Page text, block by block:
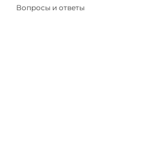
Вопросы и ответы